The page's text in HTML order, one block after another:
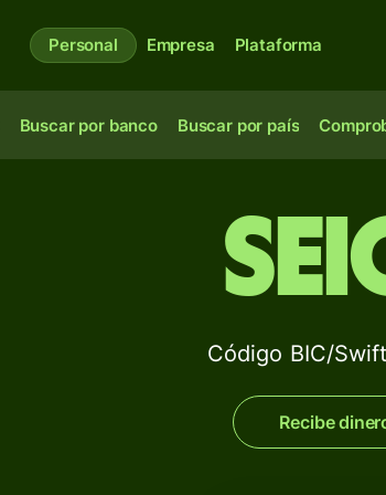
Personal Empresa Plataforma
Buscar por banco Buscar por país
Código BIC/
Recibe